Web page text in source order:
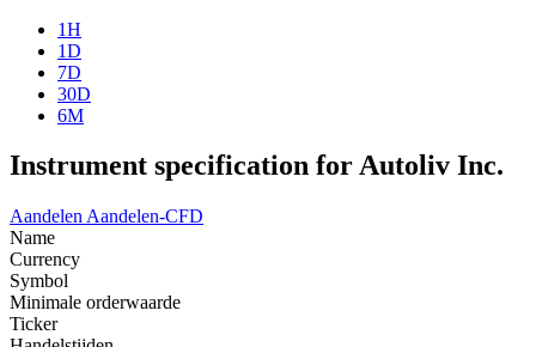
1H
1D
7D
30D
6M
Instrument specification for Autoliv Inc.
Aandelen Aandelen-CFD
Name
Currency
Symbol
Minimale orderwaarde
Ticker